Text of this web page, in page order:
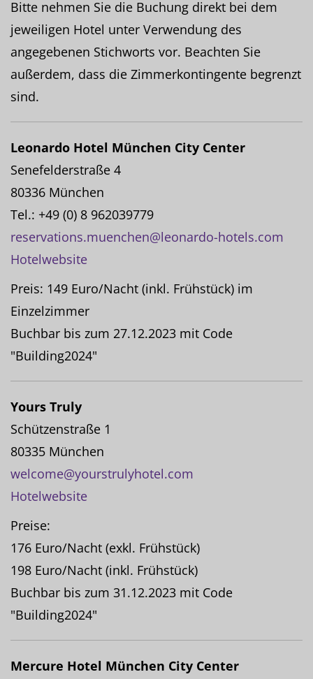
Bitte nehmen Sie die Buchung direkt bei dem
jeweiligen Hotel unter Verwendung des
angegebenen Stichworts vor. Beachten Sie
außerdem, dass die Zimmerkontingente begrenzt
sind.
Leonardo Hotel München City Center
Senefelderstraße 4
80336 München
Tel.: +49 (0) 8 962039779
reservations.muenchen@leonardo-hotels.com
Hotelwebsite
Preis: 149 Euro/Nacht (inkl. Frühstück) im
Einzelzimmer
Buchbar bis zum 27.12.2023 mit Code
"Building2024"
Yours Truly
Schützenstraße 1
80335 München
welcome@yourstrulyhotel.com
Hotelwebsite
Preise:
176 Euro/Nacht (exkl. Frühstück)
198 Euro/Nacht (inkl. Frühstück)
Buchbar bis zum 31.12.2023 mit Code
"Building2024"
Mercure Hotel München City Center